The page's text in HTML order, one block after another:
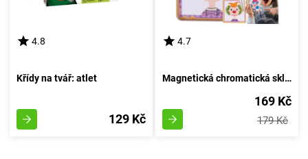
4.8
Křídy na tvář: atlet
129 Kč
4.7
Magnetická chromatická skládačka - Proměnlivé obličeje
169 Kč
179 Kč